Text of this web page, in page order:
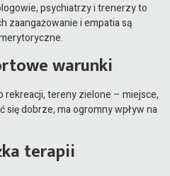
psychiatrzy i trenerzy to
zaangażowanie i empatia są
warunki
tereny zielone – miejsce,
dobrze, ma ogromny wpływ na
terapii